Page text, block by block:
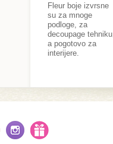
Fleur boje izvrsne
su za mnoge
podloge, za
decoupage tehniku,
a pogotovo za
interijere.